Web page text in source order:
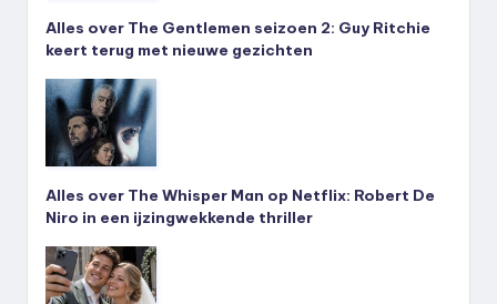
Alles over The Gentlemen seizoen 2: Guy Ritchie
keert terug met nieuwe gezichten
Alles over The Whisper Man op Netflix: Robert De
Niro in een ijzingwekkende thriller